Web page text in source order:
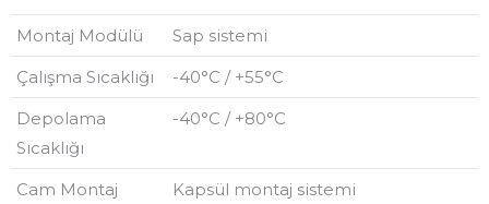
Montaj Modülü
Sap sistemi
Çalışma Sıcaklığı
-40°C / +55°C
Depolama
Sıcaklığı
-40°C / +80°C
Cam Montaj
Kapsül montaj sistemi